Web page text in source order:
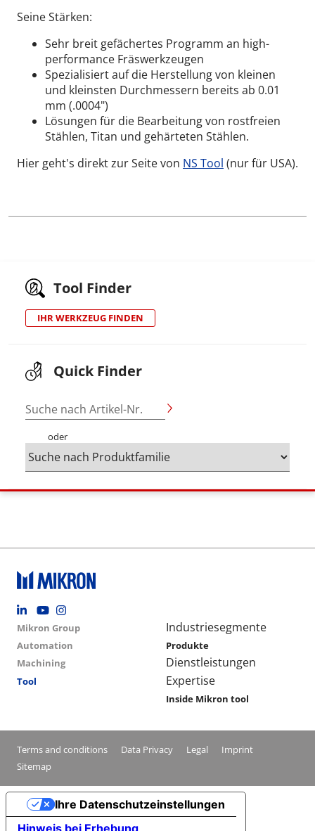
Seine Stärken:
Sehr breit gefächertes Programm an high-
performance Fräswerkzeugen
Spezialisiert auf die Herstellung von kleinen
und kleinsten Durchmessern bereits ab 0.01
mm (.0004")
Lösungen für die Bearbeitung von rostfreien
Stählen, Titan und gehärteten Stählen.
Hier geht's direkt zur Seite von NS Tool (nur für USA).
Tool Finder
IHR WERKZEUG FINDEN
Quick Finder
Suche nach Artikel-Nr.
oder
Footer social
Group menu
Mikron Group
Automation
Machining
Tool
Main navigation
Industriesegmente
Produkte
Dienstleistungen
Expertise
Inside Mikron tool
Conditions footer menu
Terms and conditions Data Privacy Legal
Imprint
Sitemap
Hinweis bei Erhebung
Ihre Datenschutzeinstellungen